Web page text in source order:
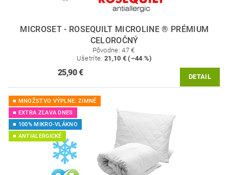
MICROSET - ROSEQUILT MICROLINE ® PRÉMIUM
CELOROČNÝ
Pôvodne:47 €
Ušetríte: 21,10 € (–44 %)
25,90 € DETAIL
■ MNOŽSTVO VÝPLNE: ZIMNÉ
■ EXTRA ZĽAVA DNES
■ 100% MIKRO-VLÁKNO
■ ANTIALERGICKÉ